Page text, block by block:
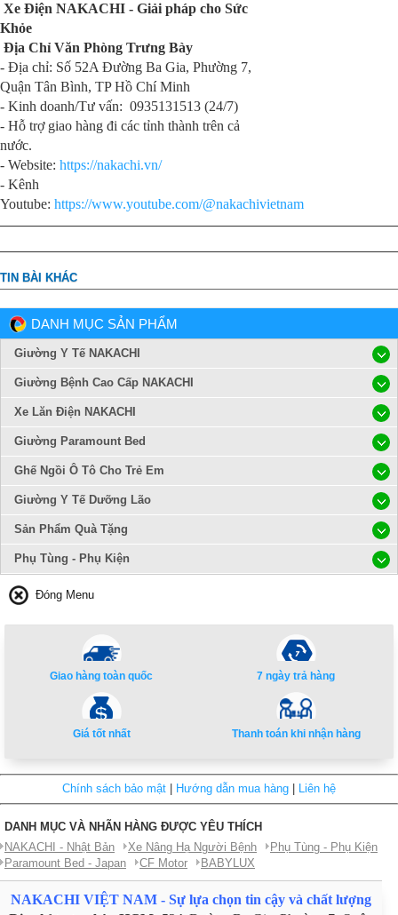
Xe Điện NAKACHI - Giải pháp cho Sức
Khỏe
Địa Chỉ Văn Phòng Trưng Bày
- Địa chỉ: Số 52A Đường Ba Gia, Phường 7,
Quận Tân Bình, TP Hồ Chí Minh
- Kinh doanh/Tư vấn: 0935131513 (24/7)
- Hỗ trợ giao hàng đi các tỉnh thành trên cả
nước.
- Website: https://nakachi.vn/
- Kênh
Youtube: https://www.youtube.com/@nakachivietnam
TIN BÀI KHÁC
DANH MỤC SẢN PHẨM
Giường Y Tế NAKACHI
Giường Bệnh Cao Cấp NAKACHI
Xe Lăn Điện NAKACHI
Giường Paramount Bed
Ghế Ngồi Ô Tô Cho Trẻ Em
Giường Y Tế Dưỡng Lão
Sản Phẩm Quà Tặng
Phụ Tùng - Phụ Kiện
Đóng Menu
Giao hàng toàn quốc 7 ngày trả hàng
Giá tốt nhất Thanh toán khi nhận hàng
Chính sách bảo mật Hướng dẫn mua hàng Liên hệ
DANH MỤC VÀ NHÃN HÀNG ĐƯỢC YÊU THÍCH
NAKACHI - Nhật Bản
Xe Nâng Hạ Người Bệnh
Phụ Tùng - Phụ Kiện
Paramount Bed - Japan
CF Motor BABYLUX
NAKACHI VIỆT NAM - Sự lựa chọn tin cậy và chất lượng